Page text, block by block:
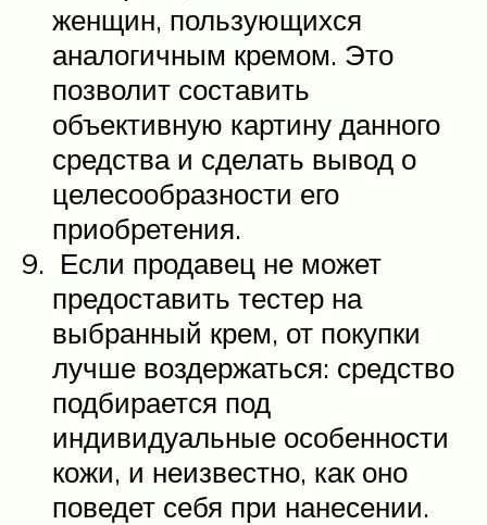
женщин, пользующихся
аналогичным кремом. Это
позволит составить
объективную картину данного
средства и сделать вывод о
целесообразности его
приобретения.
Если продавец не может
предоставить тестер на
выбранный крем, от покупки
лучше воздержаться: средство
подбирается под
индивидуальные особенности
кожи, и неизвестно, как оно
поведет себя при нанесении.